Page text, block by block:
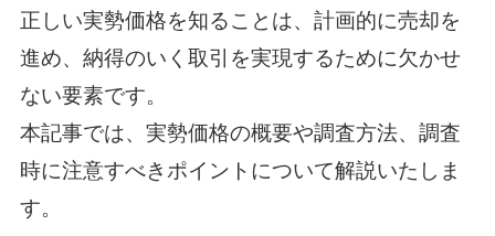
正しい実勢価格を知ることは、計画的に売却を
進め、納得のいく取引を実現するために欠かせ
ない要素です。
本記事では、実勢価格の概要や調査方法、調査
時に注意すべきポイントについて解説いたしま
す。